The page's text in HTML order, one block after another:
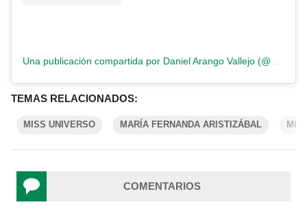
Una publicación compartida por Daniel Arango Vallejo (@arangoval)
TEMAS RELACIONADOS:
MISS UNIVERSO MARÍA FERNANDA ARISTIZÁBAL
COMENTARIOS